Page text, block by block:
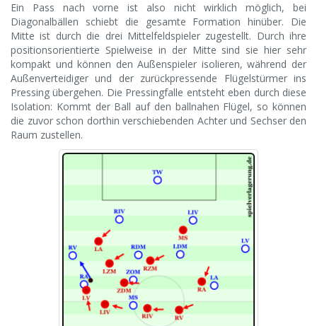
Ein Pass nach vorne ist also nicht wirklich möglich, bei
Diagonalbällen schiebt die gesamte Formation hinüber. Die
Mitte ist durch die drei Mittelfeldspieler zugestellt. Durch ihre
positionsorientierte Spielweise in der Mitte sind sie hier sehr
kompakt und können den Außenspieler isolieren, während der
Außenverteidiger und der zurückpressende Flügelstürmer ins
Pressing übergehen. Die Pressingfalle entsteht eben durch diese
Isolation: Kommt der Ball auf den ballnahen Flügel, so können
die zuvor schon dorthin verschiebenden Achter und Sechser den
Raum zustellen.